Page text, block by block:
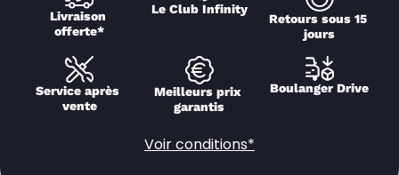
Livraison
offerte*
Le Club Infinity
Retours sous 15
jours
Service après
vente
Meilleurs prix
garantis
Boulanger Drive
Voir conditions*